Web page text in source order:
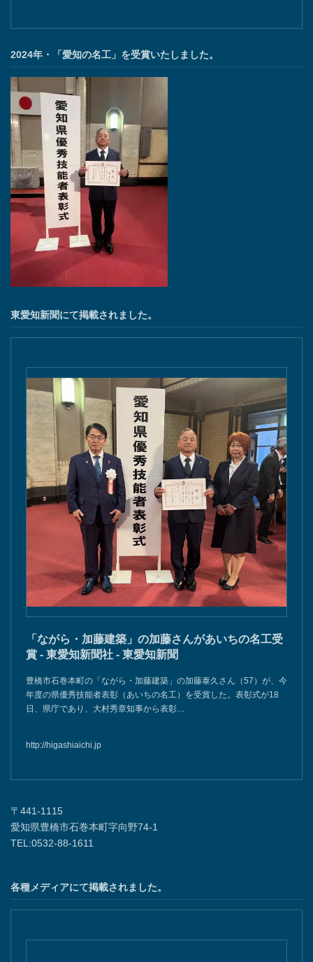
2024年・「愛知の名工」を受賞いたしました。
東愛知新聞にて掲載されました。
「ながら・加藤建築」の加藤さんがあいちの名工受
賞 - 東愛知新聞社 - 東愛知新聞
豊橋市石巻本町の「ながら・加藤建築」の加藤泰久さん（57）が、今
年度の県優秀技能者表彰（あいちの名工）を受賞した。表彰式が18
日、県庁であり、大村秀章知事から表彰…
http://higashiaichi.jp
〒441-1115
愛知県豊橋市石巻本町字向野74-1
TEL:0532-88-1611
各種メディアにて掲載されました。